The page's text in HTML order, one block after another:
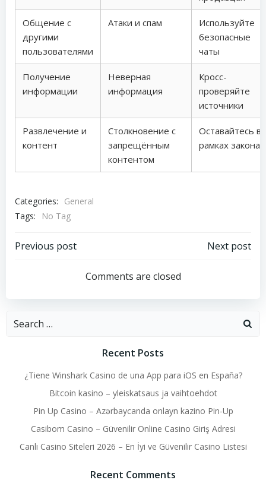
Общение с
другими
пользователями
Атаки и спам
Используйте
безопасные
чаты
Получение
информации
Неверная
информация
Кросс-
проверяйте
источники
Развлечение и
контент
Столкновение с
запрещённым
контентом
Оставайтесь в
рамках закона
Categories:
General
Tags:
No Tag
Post
navigation
Previous post
navigation
Next post
Comments are closed
Search
Recent Posts
¿Tiene Winshark Casino de una App para iOS en España?
Bitcoin kasino – yleiskatsaus ja vaihtoehdot
Pin Up Casino – Azərbaycanda onlayn kazino Pin-Up
Casibom Casino – Güvenilir Online Casino Giriş Adresi
Canlı Casino Siteleri 2026 – En İyi ve Güvenilir Casino Listesi
Recent Comments